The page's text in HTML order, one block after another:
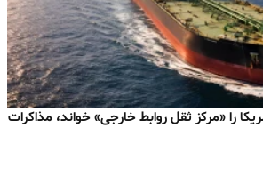
را «مرکز ثقل روابط خارجی» خواند، مذاکرات